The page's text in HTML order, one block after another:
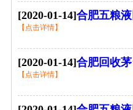
[2020-01-14]合肥五粮
【点击详情】
[2020-01-14]合肥回收
【点击详情】